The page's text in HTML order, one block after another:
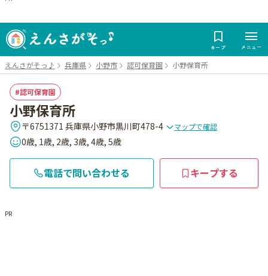
キープ メニュー
えんさがそっ♪ 兵庫県 小野市 認可保育園 小野保育所
認可保育園
小野保育所
〒6751371 兵庫県小野市黒川町478-4 マップで確認
0歳, 1歳, 2歳, 3歳, 4歳, 5歳
電話で問い合わせる キープする
PR